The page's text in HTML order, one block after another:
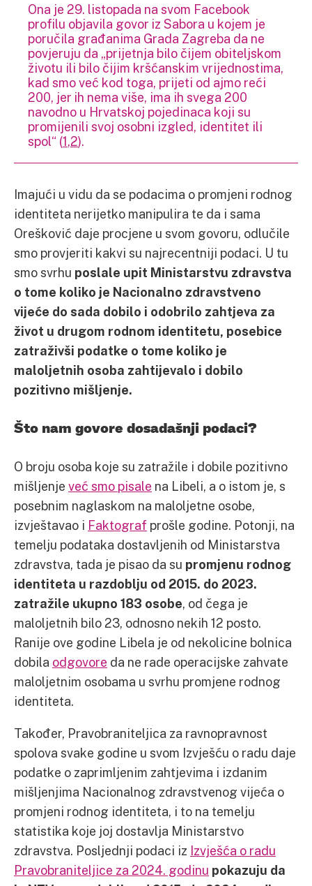
Ona je 29. listopada na svom Facebook
profilu objavila govor iz Sabora u kojem je
poručila građanima Grada Zagreba da ne
povjeruju da „prijetnja bilo čijem obiteljskom
životu ili bilo čijim kršćanskim vrijednostima,
kad smo već kod toga, prijeti od ajmo reći
200, jer ih nema više, ima ih svega 200
navodno u Hrvatskoj pojedinaca koji su
promijenili svoj osobni izgled, identitet ili
spol“ (1,2).
Imajući u vidu da se podacima o promjeni rodnog
identiteta nerijetko manipulira te da i sama
Orešković daje procjene u svom govoru, odlučile
smo provjeriti kakvi su najrecentniji podaci. U tu
smo svrhu poslale upit Ministarstvu zdravstva
o tome koliko je Nacionalno zdravstveno
vijeće do sada dobilo i odobrilo zahtjeva za
život u drugom rodnom identitetu, posebice
zatraživši podatke o tome koliko je
maloljetnih osoba zahtijevalo i dobilo
pozitivno mišljenje.
Što nam govore dosadašnji podaci?
O broju osoba koje su zatražile i dobile pozitivno
mišljenje već smo pisale na Libeli, a o istom je, s
posebnim naglaskom na maloljetne osobe,
izvještavao i Faktograf prošle godine. Potonji, na
temelju podataka dostavljenih od Ministarstva
zdravstva, tada je pisao da su promjenu rodnog
identiteta u razdoblju od 2015. do 2023.
zatražile ukupno 183 osobe, od čega je
maloljetnih bilo 23, odnosno nekih 12 posto.
Ranije ove godine Libela je od nekolicine bolnica
dobila odgovore da ne rade operacijske zahvate
maloljetnim osobama u svrhu promjene rodnog
identiteta.
Također, Pravobraniteljica za ravnopravnost
spolova svake godine u svom Izvješću o radu daje
podatke o zaprimljenim zahtjevima i izdanim
mišljenjima Nacionalnog zdravstvenog vijeća o
promjeni rodnog identiteta, i to na temelju
statistika koje joj dostavlja Ministarstvo
zdravstva. Posljednji podaci iz Izvješća o radu
Pravobraniteljice za 2024. godinu pokazuju da